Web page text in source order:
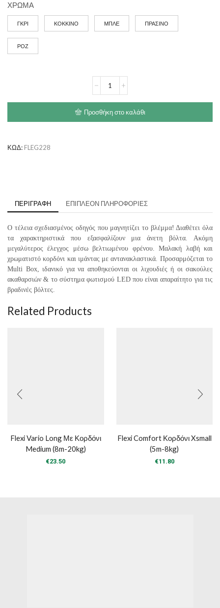
ΧΡΩΜΑ
ΓΚΡΙ ΚΟΚΚΙΝΟ ΜΠΛΕ ΠΡΑΣΙΝΟ
ΡΟΖ
Comfort
(5m-
12kg)
Προσθήκη στο καλάθι
ΚΩΔ: FLEG228
ΠΕΡΙΓΡΑΦΉ ΕΠΙΠΛΈΟΝ ΠΛΗΡΟΦΟΡΊΕΣ
Ο τέλεια σχεδιασμένος οδηγός που μαγνητίζει το βλέμμα! Διαθέτει όλα
τα χαρακτηριστικά που εξασφαλίζουν μια άνετη βόλτα. Ακόμη
μεγαλύτερος έλεγχος μέσω βελτιωμένου φρένου. Μαλακή λαβή και
χρωματιστό κορδόνι και ιμάντας με αντανακλαστικά. Προσαρμόζεται το
Multi Box, ιδανικό για να αποθηκεύονται οι λιχουδιές ή οι σακούλες
ακαθαρσιών & το σύστημα φωτισμού LED που είναι απαραίτητο για τις
βραδινές βόλτες.
Related Products
Flexi Vario Long Με Κορδόνι
Medium (8m-20kg)
€23.50
Flexi Comfort Κορδόνι Xsmall
(5m-8kg)
€11.80